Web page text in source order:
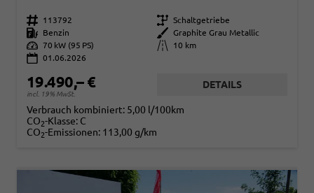
Fahrzeugnr. 113792 Getriebe Schaltgetriebe
Kraftstoff
Benzin Außenfarbe
Graphite Grau Metallic
Leistung 70 kW (95 PS) Kilometerstand
10 km
01.06.2026
19.490,– €
incl. 19% MwSt.
DETAILS
Verbrauch kombiniert: 5,00 l/100km
CO2-Klasse: C
CO2-Emissionen: 113,00 g/km